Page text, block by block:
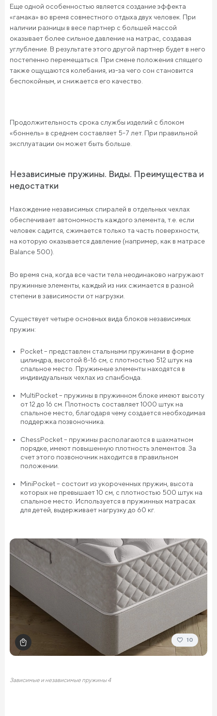
Еще одной особенностью является создание эффекта
«гамака» во время совместного отдыха двух человек. При
наличии разницы в весе партнер с большей массой
оказывает более сильное давление на матрас, создавая
углубление. В результате этого другой партнер будет в него
постепенно перемещаться. При смене положения спящего
также ощущаются колебания, из-за чего сон становится
беспокойным, и снижается его качество.
Продолжительность срока службы изделий с блоком
«боннель» в среднем составляет 5-7 лет. При правильной
эксплуатации он может быть больше.
Независимые пружины. Виды. Преимущества и
недостатки
Нахождение независимых спиралей в отдельных чехлах
обеспечивает автономность каждого элемента, т.е. если
человек садится, сжимается только та часть поверхности,
на которую оказывается давление (например, как в матрасе
Balance 500).
Во время сна, когда все части тела неодинаково нагружают
пружинные элементы, каждый из них сжимается в разной
степени в зависимости от нагрузки.
Существует четыре основных вида блоков независимых
пружин:
Pocket – представлен стальными пружинами в форме
цилиндра, высотой 8-16 см, с плотностью 512 штук на
спальное место. Пружинные элементы находятся в
индивидуальных чехлах из спанбонда.
MultiPocket – пружины в пружинном блоке имеют высоту
от 12 до 16 см. Плотность составляет 1000 штук на
спальное место, благодаря чему создается необходимая
поддержка позвоночника.
ChessPocket – пружины располагаются в шахматном
порядке, имеют повышенную плотность элементов. За
счет этого позвоночник находится в правильном
положении.
MiniPocket – состоит из укороченных пружин, высота
которых не превышает 10 см, с плотностью 500 штук на
спальное место. Используется в пружинных матрасах
для детей, выдерживает нагрузку до 60 кг.
10
Зависимые и независимые пружины 4